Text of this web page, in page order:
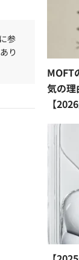
参
り
MOFT
気の理
【